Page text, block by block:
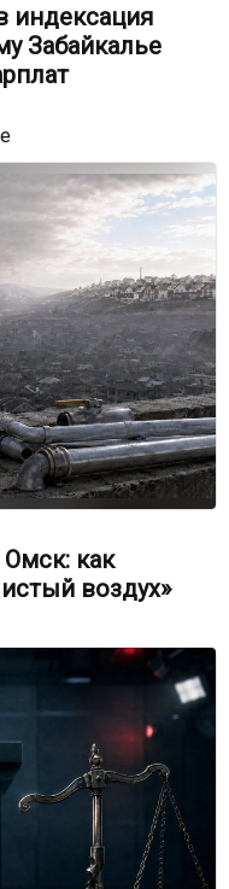
индексация
Забайкалье
как
воздух»